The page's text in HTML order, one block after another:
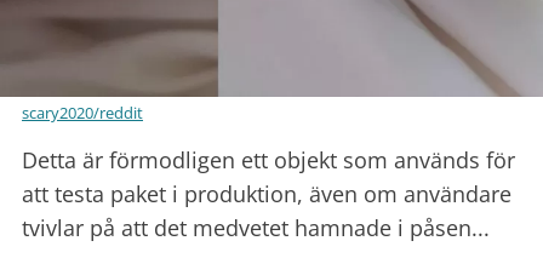
scary2020/reddit
Detta är förmodligen ett objekt som används för
att testa paket i produktion, även om användare
tvivlar på att det medvetet hamnade i påsen...